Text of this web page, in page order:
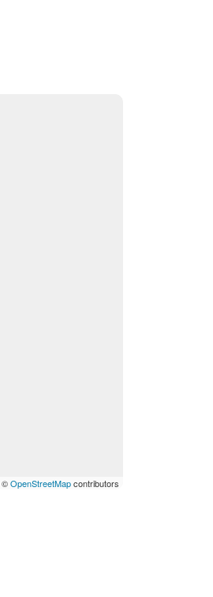
©OpenStreetMapcontributors